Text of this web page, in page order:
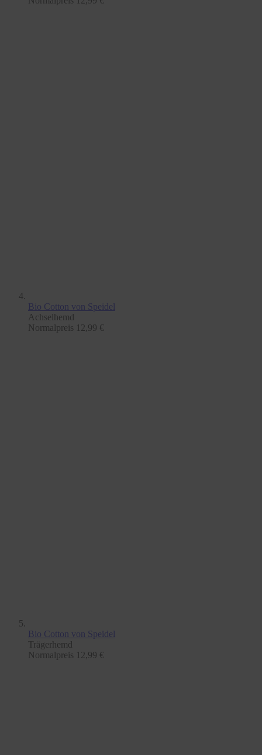
Bio Cotton von Speidel
Achselhemd
Normalpreis 12,99 €
Bio Cotton von Speidel
Trägerhemd
Normalpreis 12,99 €